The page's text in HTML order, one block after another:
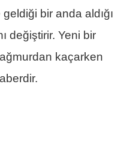
bir anda aldığı
değiştirir. Yeni bir
kaçarken